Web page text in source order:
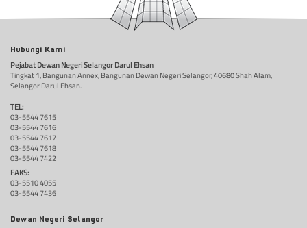
Hubungi Kami
Pejabat Dewan Negeri Selangor Darul Ehsan
Tingkat 1, Bangunan Annex, Bangunan Dewan Negeri Selangor, 40680 Shah Alam,
Selangor Darul Ehsan.
TEL:
03-5544 7615
03-5544 7616
03-5544 7617
03-5544 7618
03-5544 7422
FAKS:
03-5510 4055
03-5544 7436
Dewan Negeri Selangor